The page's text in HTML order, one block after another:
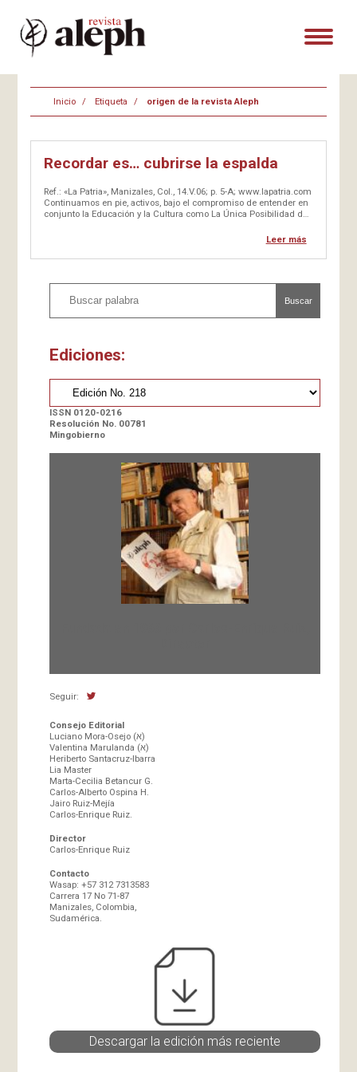
Inicio Etiqueta origen de la revista Aleph
Recordar es… cubrirse la espalda
Ref.: «La Patria», Manizales, Col., 14.V.06; p. 5-A; www.lapatria.com
Continuamos en pie, activos, bajo el compromiso de entender en
conjunto la Educación y la Cultura como La Única Posibilidad de
Leer más
Buscar
Ediciones:
ISSN 0120-0216
Resolución No. 00781
Mingobierno
Seguir:
Consejo Editorial
Luciano Mora-Osejo (א)
Valentina Marulanda (א)
Heriberto Santacruz-Ibarra
Lia Master
Marta-Cecilia Betancur G.
Carlos-Alberto Ospina H.
Jairo Ruiz-Mejía
Carlos-Enrique Ruiz.
Director
Carlos-Enrique Ruiz
Contacto
Wasap: +57 312 7313583
Carrera 17 No 71-87
Manizales, Colombia,
Sudamérica.
Descargar la edición más reciente